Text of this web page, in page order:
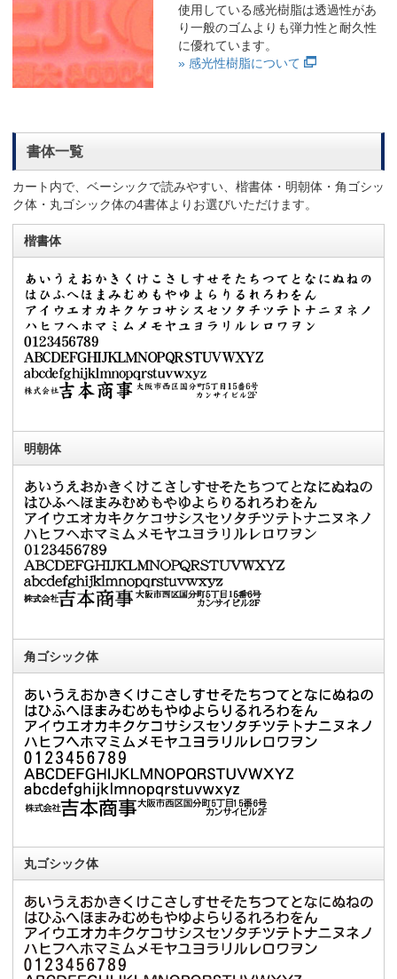
使用している感光樹脂は透過性があ
り一般のゴムよりも弾力性と耐久性
に優れています。
» 感光性樹脂について
書体一覧
カート内で、ベーシックで読みやすい、楷書体・明朝体・角ゴシッ
ク体・丸ゴシック体の4書体よりお選びいただけます。
楷書体
明朝体
角ゴシック体
丸ゴシック体